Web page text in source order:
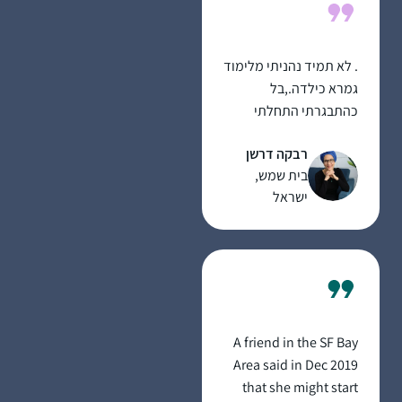
. לא תמיד נהניתי מלימוד
גמרא כילדה.,בל
כהתבגרתי התחלתי
התחלתי ללמוד מסכת
סוטה בדף היומי לפני
כחמש עשרה שנה ואז
הגדול של הדרן לפני
השראה. והתחלתי ללמוד
היתה לי פריצת דיסק
והפסקתי…עד אלול
השנה. אז התחלתי עם
רבקה דרשן
בית שמש,
ישראל
A friend in the SF Bay
Area said in Dec 2019
that she might start